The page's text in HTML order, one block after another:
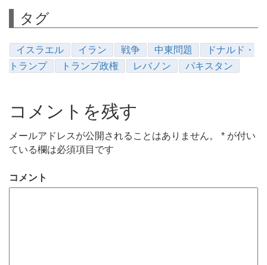
タグ
イスラエル イラン 戦争 中東問題
ドナルド・
トランプ
トランプ政権 レバノン パキスタン
コメントを残す
メールアドレスが公開されることはありません。 * が付い
ている欄は必須項目です
コメント